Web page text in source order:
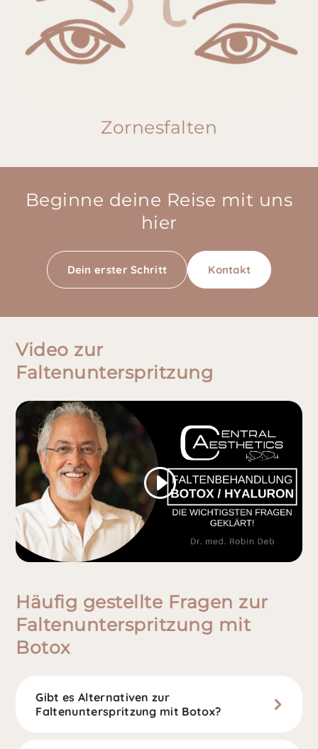
Zornesfalten
Beginne deine Reise mit uns
hier
Dein erster Schritt Kontakt
Video zur
Faltenunterspritzung
Häufig gestellte Fragen zur
Faltenunterspritzung mit
Botox
Gibt es Alternativen zur
Faltenunterspritzung mit Botox?